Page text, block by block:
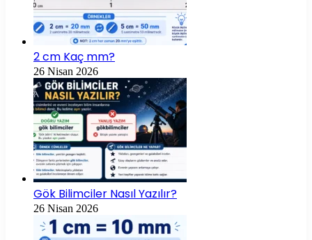
2 cm Kaç mm?
26 Nisan 2026
Gök Bilimciler Nasıl Yazılır?
26 Nisan 2026